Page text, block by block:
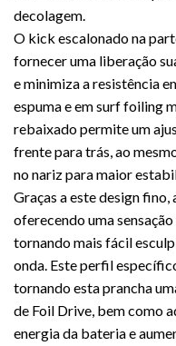
decolagem.
O kick escalonado na
fornecer uma liberação
e minimiza a resistência
espuma e em surf foiling
rebaixado permite um
frente para trás, ao
no nariz para maior
Graças a este design
oferecendo uma
tornando mais fácil
onda. Este perfil
tornando esta prancha
de Foil Drive, bem como
energia da bateria e